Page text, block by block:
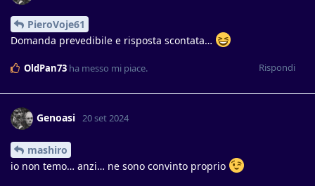
PieroVoje61
Domanda prevedibile e risposta scontata…
Rispondi
OldPan73 ha messo mi piace.
Genoasi 20 set 2024
mashiro
io non temo… anzi… ne sono convinto proprio